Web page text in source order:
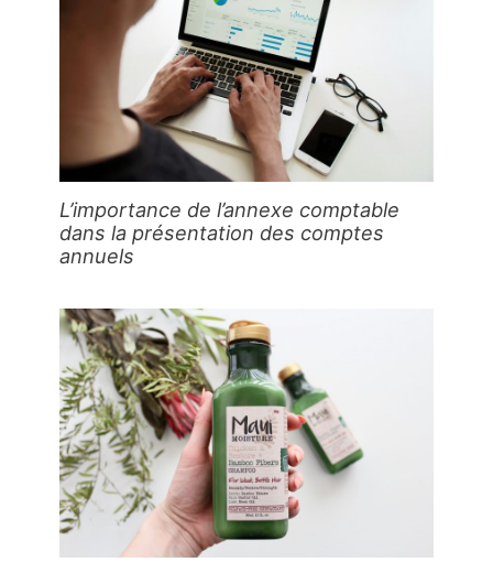
L’importance de l’annexe comptable
dans la présentation des comptes
annuels